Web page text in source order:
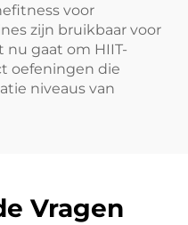
voor
zijn bruikbaar voor
nu gaat om HIIT-
oefeningen die
niveaus van
Vragen